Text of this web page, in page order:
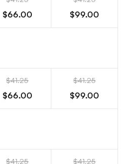
$66.00 $99.00
$41.25
$66.00
$41.25
$99.00
$41.25 $41.25